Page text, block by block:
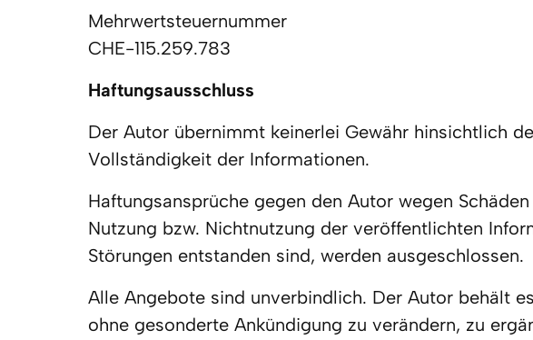
Mehrwertsteuernummer
Haftungsausschluss
Der Autor übernimmt keinerlei Gewähr hinsichtlich
Vollständigkeit der Informationen.
Haftungsansprüche gegen den Autor wegen
Nutzung bzw. Nichtnutzung der veröffentlichten
Störungen entstanden sind, werden ausgeschlossen.
Alle Angebote sind unverbindlich. Der Autor behält
ohne gesonderte Ankündigung zu verändern, zu